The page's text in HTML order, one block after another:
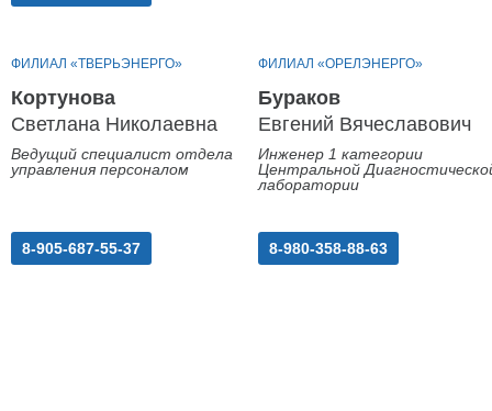
ФИЛИАЛ «ТВЕРЬЭНЕРГО»
Кортунова
Светлана Николаевна
Ведущий специалист отдела
управления персоналом
8-905-687-55-37
ФИЛИАЛ «ОРЕЛЭНЕРГО»
Бураков
Евгений Вячеславович
Инженер 1 категории
Центральной
лаборатории
8-980-358-88-63